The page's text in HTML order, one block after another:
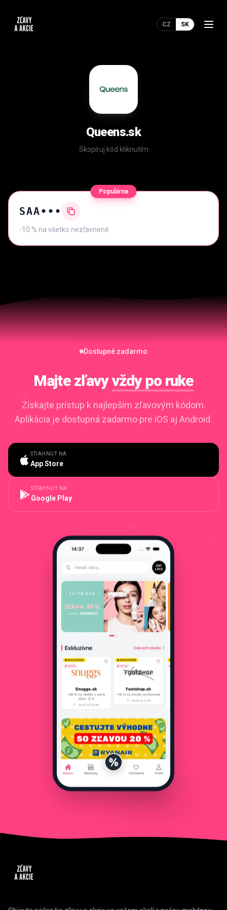
CZ SK
Queens.sk
Skopíruj kód kliknutím
Populárne
SAA•••
-10 % na všetko nezľavnené
Dostupné zadarmo
Majte zľavyvždy po ruke
Získajte prístup k najlepším zľavovým kódom.
Aplikácia je dostupná zadarmo pre iOS aj Android.
STIAHNUŤ NA
App Store
STIAHNUŤ NA
Google Play